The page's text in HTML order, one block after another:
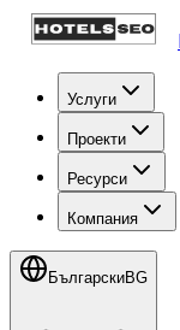
Услуги
Проекти
Ресурси
Компания
БългарскиBG